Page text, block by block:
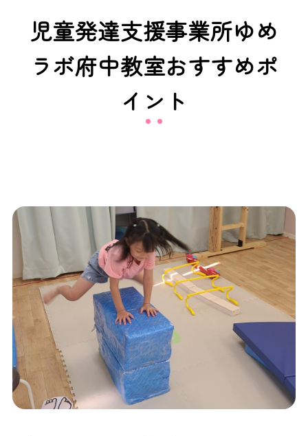
児童発達支援事業所ゆめ
ラボ府中教室おすすめポ
イント